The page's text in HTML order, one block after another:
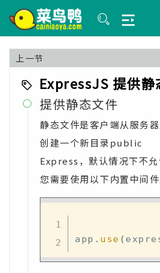
上一节
ExpressJS 提供静
 提供静态文件
静态文件是客户端从服务器
创建一个新目录public
Express，默认情况下不允
您需要使用以下内置中间件
app . use (